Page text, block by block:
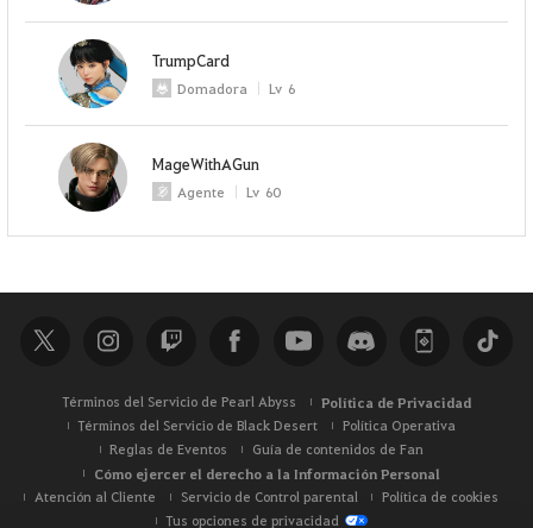
TrumpCard
Domadora Lv 6
MageWithAGun
Agente Lv 60
Términos del Servicio de Pearl Abyss Política de Privacidad
Términos del Servicio de Black Desert
Política Operativa
Reglas de Eventos
Guía de contenidos de Fan
Cómo ejercer el derecho a la Información Personal
Atención al Cliente Servicio de Control parental
Política de cookies
Tus opciones de privacidad